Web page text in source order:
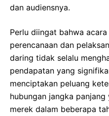
dan audiensnya.
Perlu diingat bahwa
perencanaan dan
daring tidak selalu
pendapatan yang
menciptakan peluang
hubungan jangka
merek dalam beberapa